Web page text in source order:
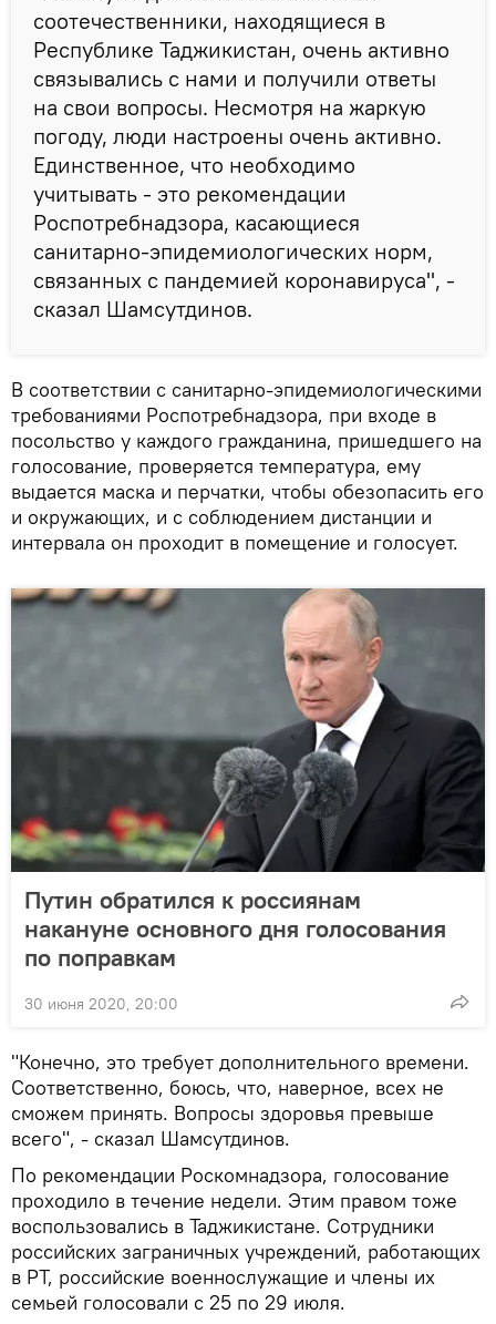
соотечественники, находящиеся в
Республике Таджикистан, очень активно
связывались с нами и получили ответы
на свои вопросы. Несмотря на жаркую
погоду, люди настроены очень активно.
Единственное, что необходимо
учитывать - это рекомендации
Роспотребнадзора, касающиеся
санитарно-эпидемиологических норм,
связанных с пандемией коронавируса", -
сказал Шамсутдинов.
В соответствии с санитарно-эпидемиологическими
требованиями Роспотребнадзора, при входе в
посольство у каждого гражданина, пришедшего на
голосование, проверяется температура, ему
выдается маска и перчатки, чтобы обезопасить его
и окружающих, и с соблюдением дистанции и
интервала он проходит в помещение и голосует.
Путин обратился к россиянам
накануне основного дня голосования
по поправкам
30 июня 2020, 20:00
"Конечно, это требует дополнительного времени.
Соответственно, боюсь, что, наверное, всех не
сможем принять. Вопросы здоровья превыше
всего", - сказал Шамсутдинов.
По рекомендации Роскомнадзора, голосование
проходило в течение недели. Этим правом тоже
воспользовались в Таджикистане. Сотрудники
российских заграничных учреждений, работающих
в РТ, российские военнослужащие и члены их
семьей голосовали с 25 по 29 июля.